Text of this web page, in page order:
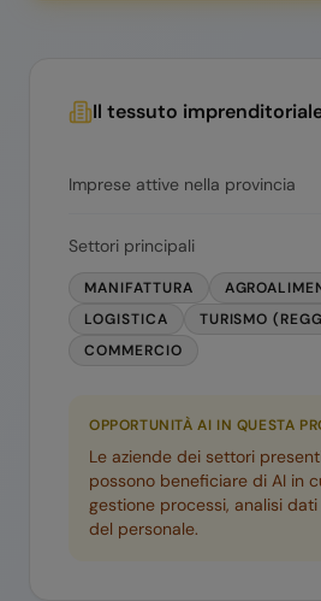
Il tessuto
Imprese attive nella provincia
Settori principali
MANIFATTURA
LOGISTICA
TURISMO
COMMERCIO
OPPORTUNITÀ AI IN QUESTA
Le aziende dei settori
possono beneficiare di AI in
gestione processi, analisi
del personale.